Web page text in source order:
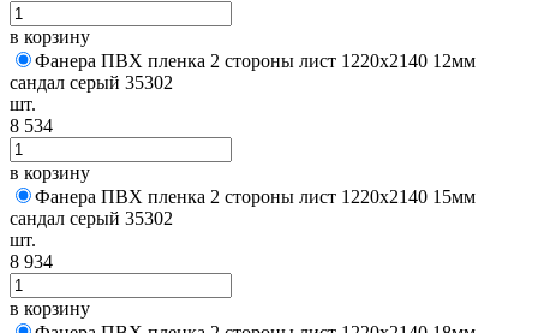
в корзину
Фанера ПВХ пленка 2 стороны лист 1220х2140 12мм
сандал серый 35302
шт.
8 534
в корзину
Фанера ПВХ пленка 2 стороны лист 1220х2140 15мм
сандал серый 35302
шт.
8 934
в корзину